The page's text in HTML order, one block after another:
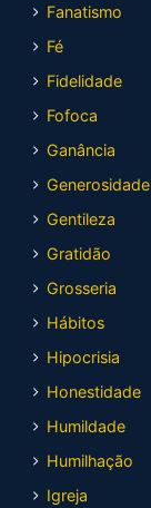
Fanatismo
Fé
Fidelidade
Fofoca
Ganância
Generosidade
Gentileza
Gratidão
Grosseria
Hábitos
Hipocrisia
Honestidade
Humildade
Humilhação
Igreja